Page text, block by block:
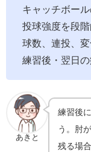
キャッチボー
投球強度を段
球数、連投、
練習後・翌日
あきと
練習後
う。肘
残る場